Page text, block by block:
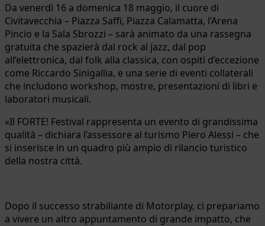
Da venerdì 16 a domenica 18 maggio, il cuore di
Civitavecchia – Piazza Saffi, Piazza Calamatta, l’Arena
Pincio e la Sala Sbrozzi – sarà animato da una rassegna
gratuita che spazierà dal rock al jazz, dal pop
all’elettronica, dal folk alla classica, con ospiti d’eccezione
come Riccardo Sinigallia, e una serie di eventi collaterali
che includono workshop, mostre, presentazioni di libri e
laboratori musicali.
«Il FORTE! Festival rappresenta un evento di grandissima
qualità – dichiara l’assessore al turismo Piero Alessi – che
si inserisce in un quadro più ampio di rilancio turistico
della nostra città.
Dopo il successo strabiliante di Motorplay, ci prepariamo
a vivere un altro appuntamento di grande impatto, che